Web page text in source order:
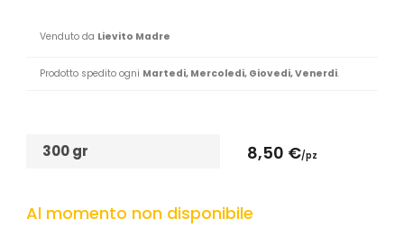
Venduto da Lievito Madre
Prodotto spedito ogni Martedi, Mercoledi, Giovedi, Venerdi.
300 gr 8,50 €/pz
Al momento non disponibile